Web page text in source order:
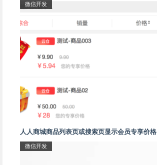
微信开发
人人商城商品列表页或搜索页显示会员专享价格
微信开发